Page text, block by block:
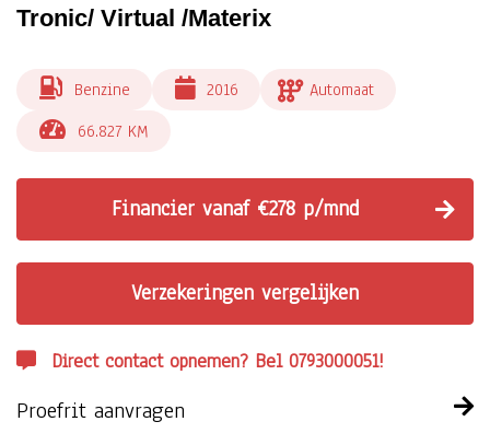
Tronic/ Virtual /Materix
Benzine 2016
Automaat
66.827 KM
Financier vanaf €278 p/mnd
Verzekeringen vergelijken
Direct contact opnemen? Bel 0793000051!
Proefrit aanvragen